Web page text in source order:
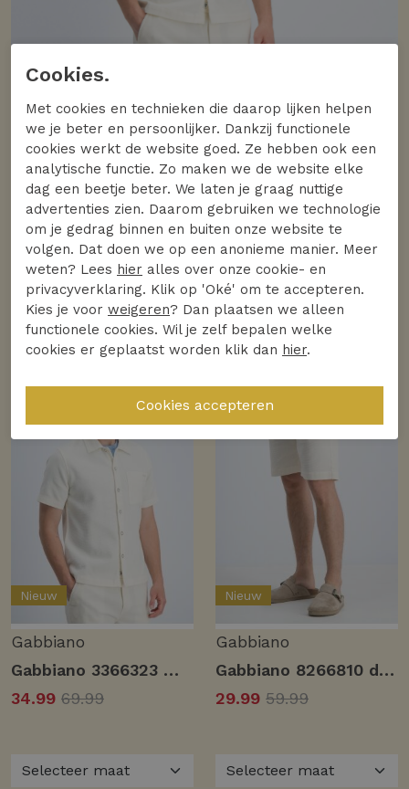
Nieuw
Gabbiano
Gabbiano 3366323 matic Overhemd 989 dune sand
34.99 69.99
Nieuw
Gabbiano
Gabbiano 8266810 daris Korte broeken 989 dune sand
29.99 59.99
Cookies.
Met cookies en technieken die daarop lijken helpen
we je beter en persoonlijker. Dankzij functionele
cookies werkt de website goed. Ze hebben ook een
analytische functie. Zo maken we de website elke
dag een beetje beter. We laten je graag nuttige
advertenties zien. Daarom gebruiken we technologie
om je gedrag binnen en buiten onze website te
volgen. Dat doen we op een anonieme manier. Meer
weten? Lees hier alles over onze cookie- en
privacyverklaring. Klik op 'Oké' om te accepteren.
Kies je voor weigeren? Dan plaatsen we alleen
functionele cookies. Wil je zelf bepalen welke
cookies er geplaatst worden klik dan hier.